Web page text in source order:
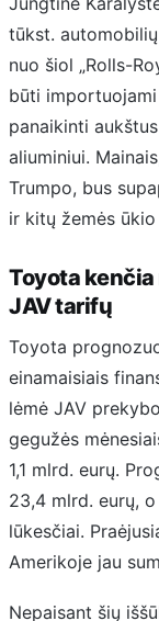
tūkst.
nuo šiol „Rolls-
būti
panaikinti
aliuminiui.
Trumpo, bus
ir kitų žemės
Toyota
JAV tarifų
Toyota
einamaisiais
lėmė JAV
gegužės
1,1 mlrd. eurų.
23,4 mlrd. eurų,
lūkesčiai.
Amerikoje jau
Nepaisant šių